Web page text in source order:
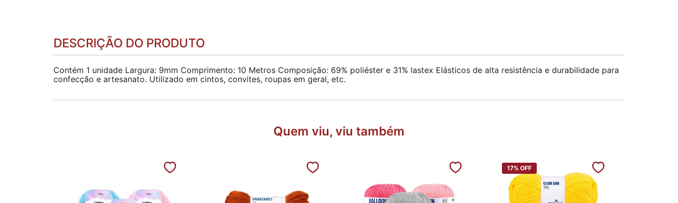
DESCRIÇÃO DO PRODUTO
Contém 1 unidade Largura: 9mm Comprimento: 10 Metros Composição: 69% poliéster e 31% lastex Elásticos de alta resistência e durabilidade para
confecção e artesanato. Utilizado em cintos, convites, roupas em geral, etc.
Quem viu, viu também
17% OFF